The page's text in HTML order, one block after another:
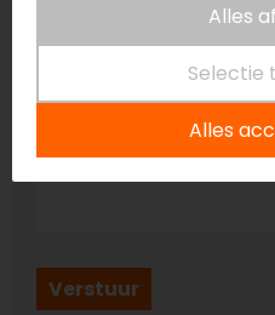
4. Verkeerd artikel
6. Anders namelijk:
Opmerking
Verstuur
Alles
Selectie
Alles